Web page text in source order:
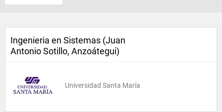
Ingenieria en Sistemas (Juan
Antonio Sotillo, Anzoátegui)
Universidad Santa María